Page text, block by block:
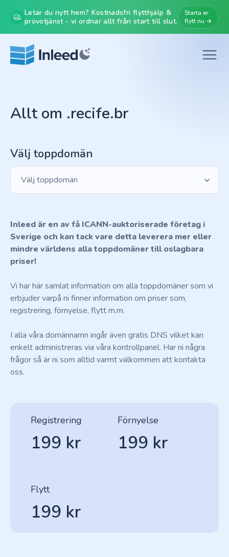
Letar du nytt hem? Kostnadsfri flytthjälp &
prövotjänst - vi ordnar allt från start till slut.
Starta er
flytt nu →
Allt om .recife.br
Välj toppdomän
Välj toppdomän
Inleed är en av få ICANN-auktoriserade företag i
Sverige och kan tack vare detta leverera mer eller
mindre världens alla toppdomäner till oslagbara
priser!
Vi har här samlat information om alla toppdomäner som vi
erbjuder varpå ni finner information om priser som,
registrering, förnyelse, flytt m.m.
I alla våra domännamn ingår även gratis DNS vilket kan
enkelt administreras via våra kontrollpanel. Har ni några
frågor så är ni som alltid varmt välkommen att kontakta
oss.
Registrering
199 kr
Förnyelse
199 kr
Flytt
199 kr